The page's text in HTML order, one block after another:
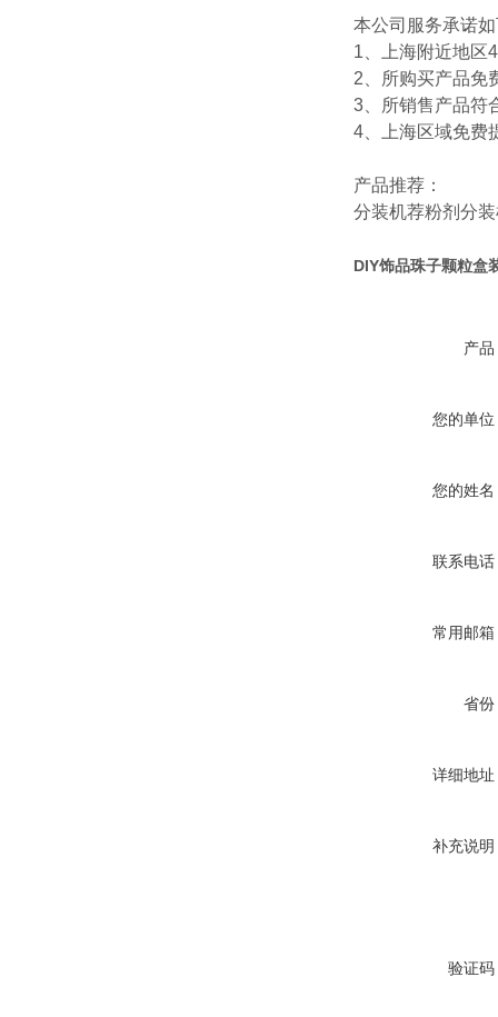
本公司服务承诺
1、上海附近地区
2、所购买产品免
3、所销售产品符
4、上海区域免费
产品推荐：
分装机荐粉剂分
DIY饰品珠子颗粒盒
产品
您的单位
您的姓名
联系电话
常用邮箱
省份
详细地址
补充说明
验证码